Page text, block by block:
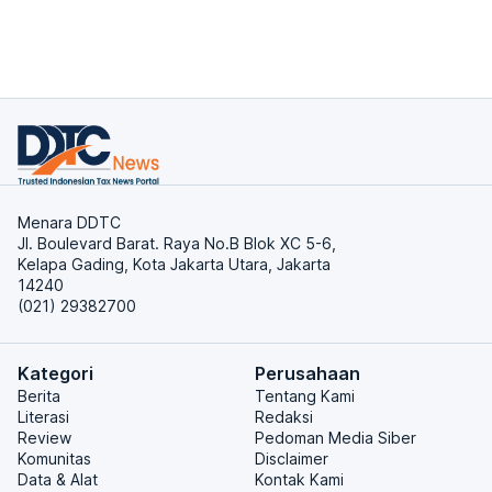
Menara DDTC
Jl. Boulevard Barat. Raya No.B Blok XC 5-6,
Kelapa Gading, Kota Jakarta Utara, Jakarta
14240
(021) 29382700
Kategori
Berita
Literasi
Review
Komunitas
Data & Alat
Perusahaan
Tentang Kami
Redaksi
Pedoman Media Siber
Disclaimer
Kontak Kami